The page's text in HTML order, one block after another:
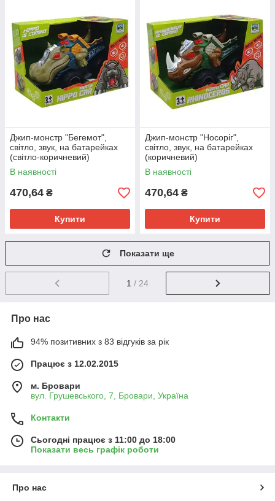
Джип-монстр "Бегемот",
світло, звук, на батарейках
(світло-коричневий)
В наявності
470,64 ₴
Купити
Джип-монстр "Носоріг",
світло, звук, на батарейках
(коричневий)
В наявності
470,64 ₴
Купити
Показати ще
1 / 24
Про нас
94% позитивних з 83 відгуків за рік
Працює з 12.02.2015
м. Бровари
вул. Грушевського, 7, Бровари, Україна
Контакти
Сьогодні працює з 11:00 до 18:00
Показати весь графік роботи
Про нас